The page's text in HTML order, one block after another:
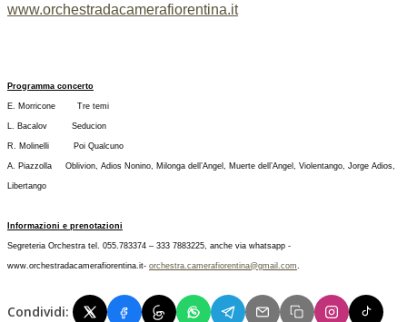
www.orchestradacamerafiorentina.it
Programma concerto
E. Morricone Tre temi
L. Bacalov Seducion
R. Molinelli Poi Qualcuno
A. Piazzolla Oblivion, Adios Nonino, Milonga dell’Angel, Muerte dell’Angel, Violentango, Jorge Adios,
Libertango
Informazioni e prenotazioni
Segreteria Orchestra tel. 055.783374 – 333 7883225, anche via whatsapp -
www.orchestradacamerafiorentina.it- orchestra.camerafiorentina@gmail.com
Condividi: